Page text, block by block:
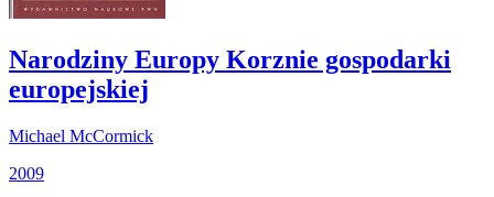
Narodziny Europy Korznie gospodarki
europejskiej
Michael McCormick
2009